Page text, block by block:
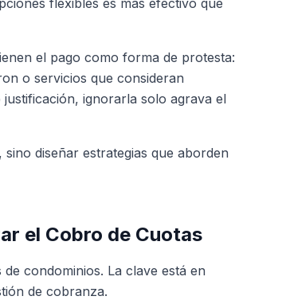
flexibles es más efectivo que
el pago como forma de protesta:
o servicios que consideran
ignorarla solo agrava el
diseñar estrategias que aborden
el Cobro de Cuotas
condominios. La clave está en
de cobranza.